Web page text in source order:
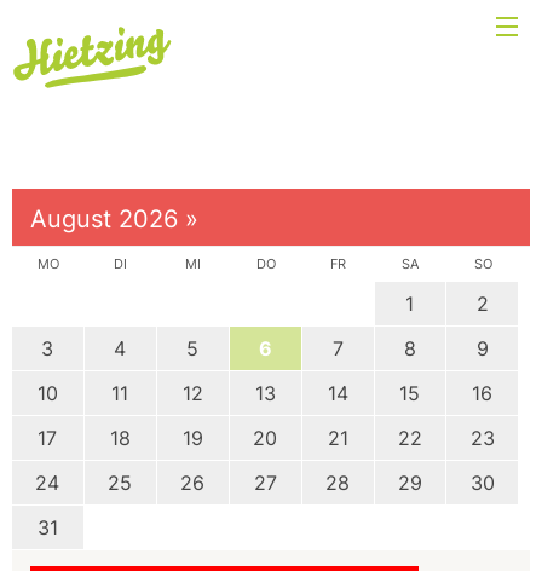
August 2026 »
MO DI MI DO FR SA SO
1
2
3
4 5 6 7 8
9
10
11 12 13 14 15
16
17
18 19 20 21 22
23
24
25 26 27 28 29
30
31